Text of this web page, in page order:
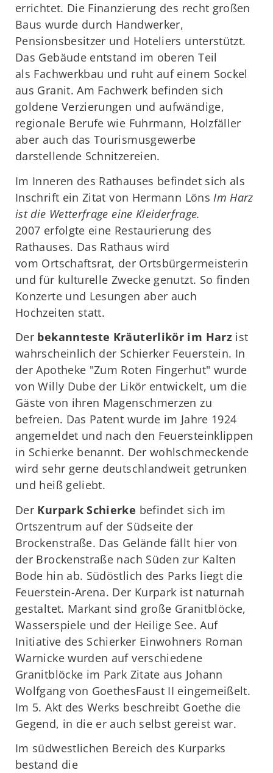
errichtet. Die Finanzierung des recht großen
Baus wurde durch Handwerker,
Pensionsbesitzer und Hoteliers unterstützt.
Das Gebäude entstand im oberen Teil
als Fachwerkbau und ruht auf einem Sockel
aus Granit. Am Fachwerk befinden sich
goldene Verzierungen und aufwändige,
regionale Berufe wie Fuhrmann, Holzfäller
aber auch das Tourismusgewerbe
darstellende Schnitzereien.
Im Inneren des Rathauses befindet sich als
Inschrift ein Zitat von Hermann Löns Im Harz
ist die Wetterfrage eine Kleiderfrage.
2007 erfolgte eine Restaurierung des
Rathauses. Das Rathaus wird
vom Ortschaftsrat, der Ortsbürgermeisterin
und für kulturelle Zwecke genutzt. So finden
Konzerte und Lesungen aber auch
Hochzeiten statt.
Der bekannteste Kräuterlikör im Harzist
wahrscheinlich der Schierker Feuerstein. In
der Apotheke "Zum Roten Fingerhut" wurde
von Willy Dube der Likör entwickelt, um die
Gäste von ihren Magenschmerzen zu
befreien. Das Patent wurde im Jahre 1924
angemeldet und nach den Feuersteinklippen
in Schierke benannt. Der wohlschmeckende
wird sehr gerne deutschlandweit getrunken
und heiß geliebt.
Der Kurpark Schierke befindet sich im
Ortszentrum auf der Südseite der
Brockenstraße. Das Gelände fällt hier von
der Brockenstraße nach Süden zur Kalten
Bode hin ab. Südöstlich des Parks liegt die
Feuerstein-Arena. Der Kurpark ist naturnah
gestaltet. Markant sind große Granitblöcke,
Wasserspiele und der Heilige See. Auf
Initiative des Schierker Einwohners Roman
Warnicke wurden auf verschiedene
Granitblöcke im Park Zitate aus Johann
Wolfgang von GoethesFaust II eingemeißelt.
Im 5. Akt des Werks beschreibt Goethe die
Gegend, in die er auch selbst gereist war.
Im südwestlichen Bereich des Kurparks
bestand die